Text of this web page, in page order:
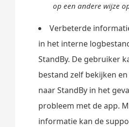
op een andere wijze
Verbeterde
in het interne
StandBy. De gebruiker
bestand zelf bekijken
naar StandBy in het
probleem met de app.
informatie kan de